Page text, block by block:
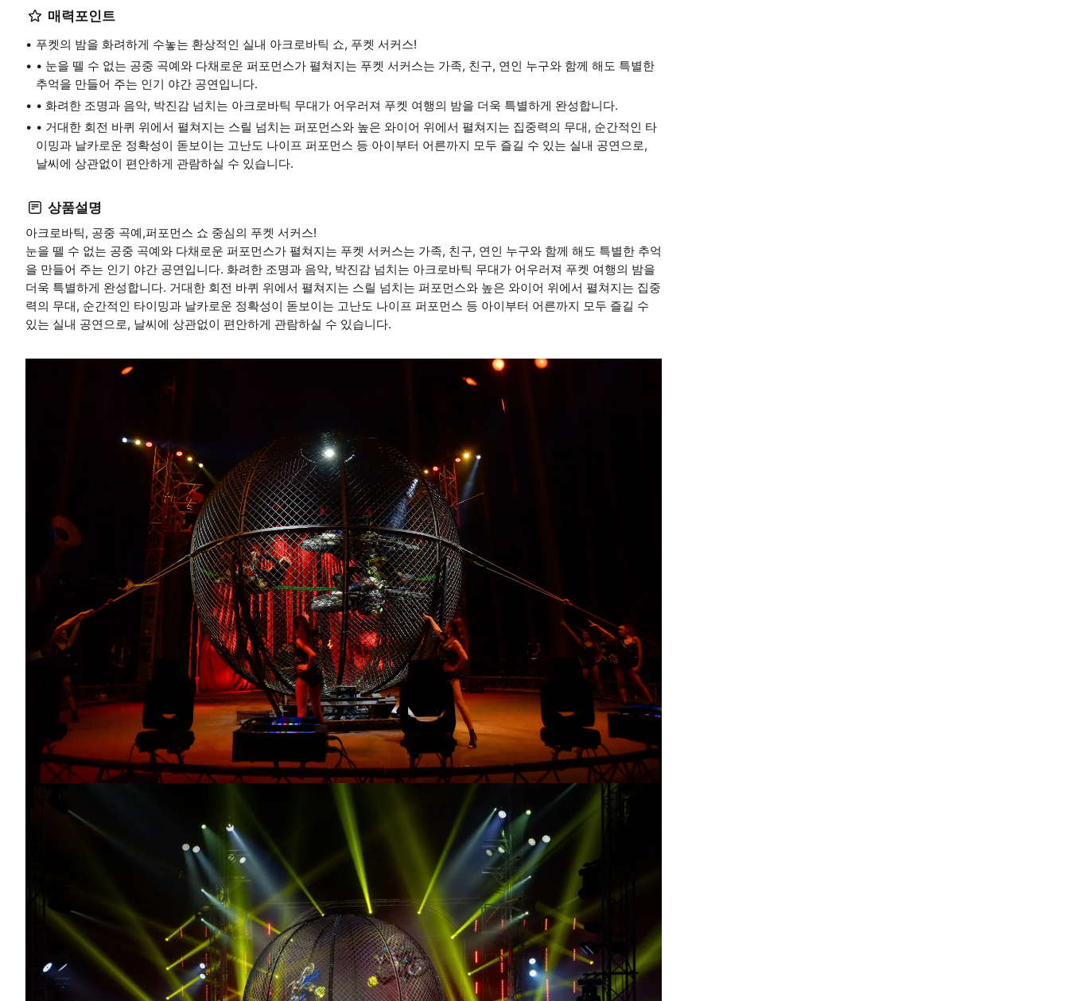
매력포인트
푸켓의 밤을 화려하게 수놓는 환상적인 실내 아크로바틱 쇼, 푸켓 서커스!
• 눈을 뗄 수 없는 공중 곡예와 다채로운 퍼포먼스가 펼쳐지는 푸켓 서커스는 가족, 친구, 연인 누구와 함께 해도 특별한
추억을 만들어 주는 인기 야간 공연입니다.
• 화려한 조명과 음악, 박진감 넘치는 아크로바틱 무대가 어우러져 푸켓 여행의 밤을 더욱 특별하게 완성합니다.
• 거대한 회전 바퀴 위에서 펼쳐지는 스릴 넘치는 퍼포먼스와 높은 와이어 위에서 펼쳐지는 집중력의 무대, 순간적인 타
이밍과 날카로운 정확성이 돋보이는 고난도 나이프 퍼포먼스 등 아이부터 어른까지 모두 즐길 수 있는 실내 공연으로,
날씨에 상관없이 편안하게 관람하실 수 있습니다.
상품설명
아크로바틱, 공중 곡예,퍼포먼스 쇼 중심의 푸켓 서커스!
눈을 뗄 수 없는 공중 곡예와 다채로운 퍼포먼스가 펼쳐지는 푸켓 서커스는 가족, 친구, 연인 누구와 함께 해도 특별한 추억
을 만들어 주는 인기 야간 공연입니다. 화려한 조명과 음악, 박진감 넘치는 아크로바틱 무대가 어우러져 푸켓 여행의 밤을
더욱 특별하게 완성합니다. 거대한 회전 바퀴 위에서 펼쳐지는 스릴 넘치는 퍼포먼스와 높은 와이어 위에서 펼쳐지는 집중
력의 무대, 순간적인 타이밍과 날카로운 정확성이 돋보이는 고난도 나이프 퍼포먼스 등 아이부터 어른까지 모두 즐길 수
있는 실내 공연으로, 날씨에 상관없이 편안하게 관람하실 수 있습니다.